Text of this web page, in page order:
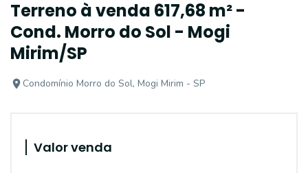
Terreno à venda 617,68 m² -
Cond. Morro do Sol - Mogi
Mirim/SP
Condomínio Morro do Sol, Mogi Mirim - SP
Valor venda